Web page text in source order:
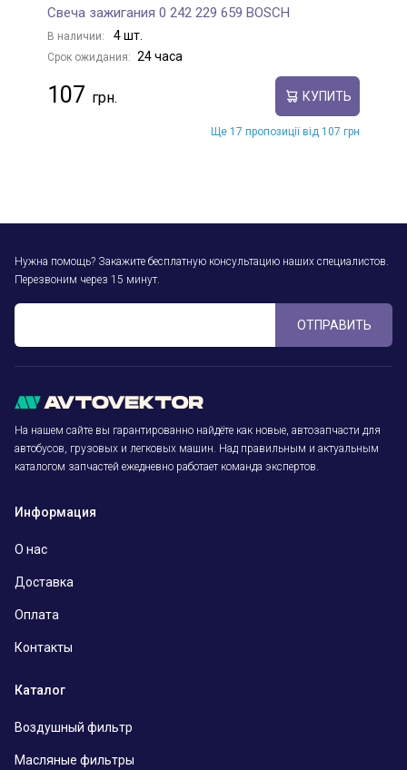
Свеча зажигания 0 242 229 659 BOSCH
В наличии: 4 шт.
Срок ожидания: 24 часа
107 КУПИТЬ
Ще 17 пропозиції від 107 грн
Нужна помощь? Закажите бесплатную консультацию наших специалистов.
Перезвоним через 15 минут.
ОТПРАВИТЬ
На нашем сайте вы гарантированно найдёте как новые, автозапчасти для
автобусов, грузовых и легковых машин. Над правильным и актуальным
каталогом запчастей ежедневно работает команда экспертов.
Информация
О нас
Доставка
Оплата
Контакты
Каталог
Воздушный фильтр
Масляные фильтры